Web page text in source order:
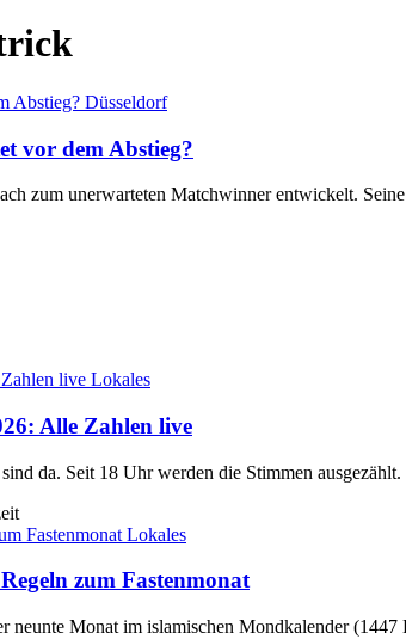
Düsseldorf
vor dem Abstieg?
zum unerwarteten Matchwinner entwickelt.
Lokales
Alle Zahlen live
da. Seit 18 Uhr werden die Stimmen
Lokales
zum Fastenmonat
neunte Monat im islamischen Mondkalender